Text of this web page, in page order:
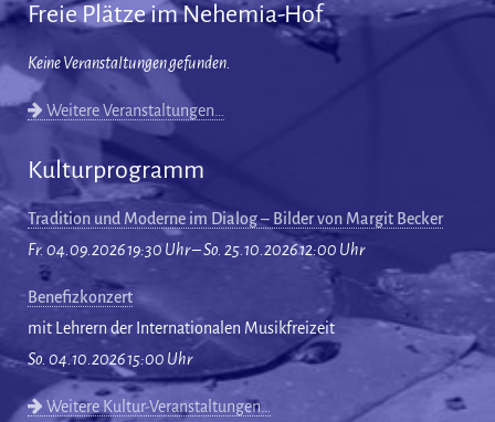
Freie Plätze im Nehemia-Hof
Keine Veranstaltungen gefunden.
Weitere Veranstaltungen…
Kulturprogramm
Tradition und Moderne im Dialog – Bilder von Margit Becker
Fr. 04.09.2026 19:30 Uhr – So. 25.10.2026 12:00 Uhr
Benefizkonzert
mit Lehrern der Internationalen Musikfreizeit
So. 04.10.2026 15:00 Uhr
Weitere Kultur-Veranstaltungen…